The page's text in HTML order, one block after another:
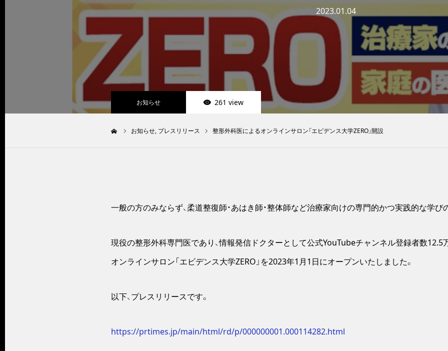
2023.01.04
お知らせ 261 view
お知らせ プレスリリース 整形外科医によるオンラインサロン「エビデンス大学ZERO」開設
一般の方のみならず、柔道整復師・あはき師・整体師など治療家向けの専門的かつ実践的な学び
現役の整形外科専門医であり、情報発信ドクターとして公式YouTubeチャンネル登録者数
オンラインサロン「エビデンス大学ZERO」を2023年1月1日にオープンいたしました。
以下、プレスリリースです。
https://prtimes.jp/main/html/rd/p/000000001.000114282.html